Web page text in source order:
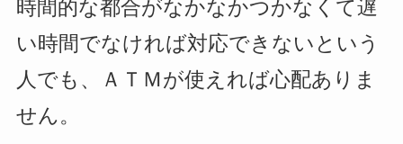
時間的な都合がなかなかつかなくて遅
い時間でなければ対応できないという
人でも、ＡＴＭが使えれば心配ありま
せん。